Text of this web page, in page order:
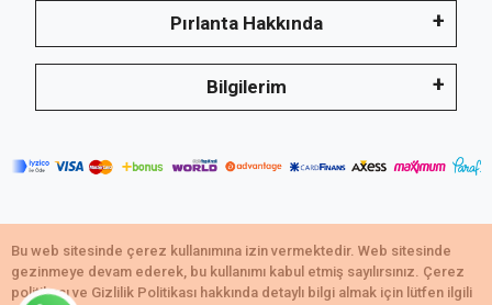
Pırlanta Hakkında
Bilgilerim
Copyright © 2021,Emerald Takı tescilli markadır.
Tüm bilgileriniz 256bit SSL Sertifikası ile korunmaktadır.
Bu web sitesinde çerez kullanımına izin vermektedir. Web sitesinde
gezinmeye devam ederek, bu kullanımı kabul etmiş sayılırsınız. Çerez
politikası ve Gizlilik Politikası hakkında detaylı bilgi almak için lütfen ilgili